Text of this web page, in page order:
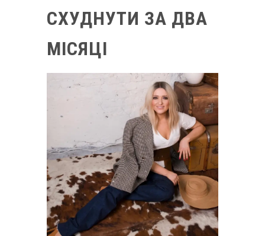
СХУДНУТИ ЗА ДВА
МІСЯЦІ